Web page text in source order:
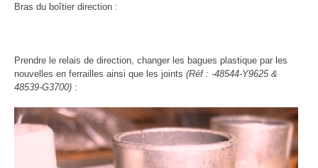
Bras du boîtier direction :
Prendre le relais de direction, changer les bagues plastique par les
nouvelles en ferrailles ainsi que les joints (Réf : -48544-Y9625 &
48539-G3700) :